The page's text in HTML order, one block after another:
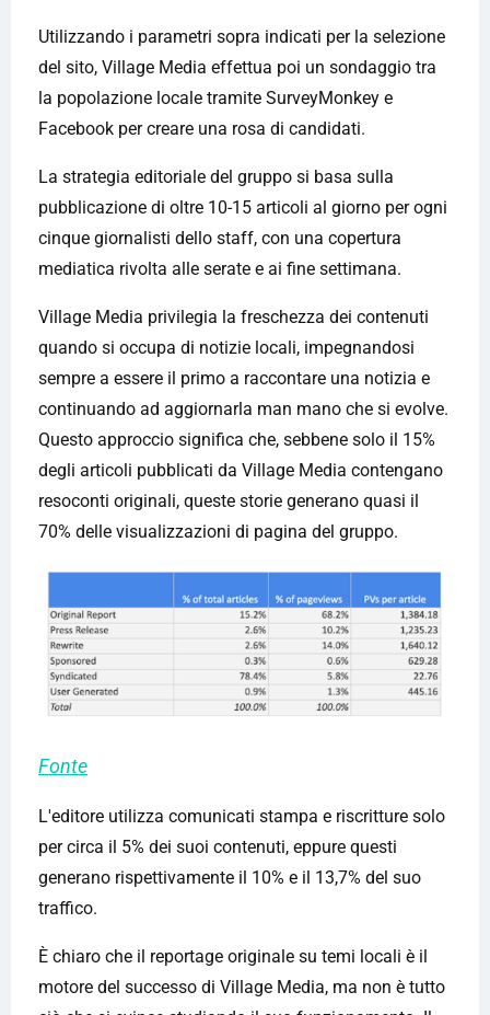
Utilizzando i parametri sopra indicati per la selezione
del sito, Village Media effettua poi un sondaggio tra
la popolazione locale tramite SurveyMonkey e
Facebook per creare una rosa di candidati.
La strategia editoriale del gruppo si basa sulla
pubblicazione di oltre 10-15 articoli al giorno per ogni
cinque giornalisti dello staff, con una copertura
mediatica rivolta alle serate e ai fine settimana.
Village Media privilegia la freschezza dei contenuti
quando si occupa di notizie locali, impegnandosi
sempre a essere il primo a raccontare una notizia e
continuando ad aggiornarla man mano che si evolve.
Questo approccio significa che, sebbene solo il 15%
degli articoli pubblicati da Village Media contengano
resoconti originali, queste storie generano quasi il
70% delle visualizzazioni di pagina del gruppo.
Fonte
L'editore utilizza comunicati stampa e riscritture solo
per circa il 5% dei suoi contenuti, eppure questi
generano rispettivamente il 10% e il 13,7% del suo
traffico.
È chiaro che il reportage originale su temi locali è il
motore del successo di Village Media, ma non è tutto